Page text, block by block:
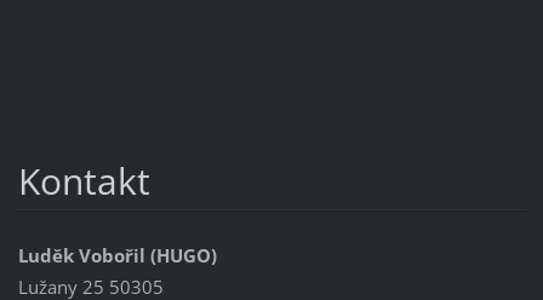
Kontakt
Luděk Vobořil (HUGO)
Lužany 25 50305